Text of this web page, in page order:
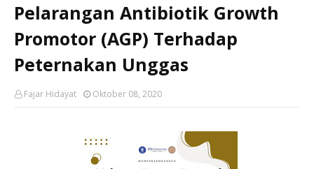
Pelarangan Antibiotik Growth
Promotor (AGP) Terhadap
Peternakan Unggas
Fajar Hidayat Oktober 08, 2020